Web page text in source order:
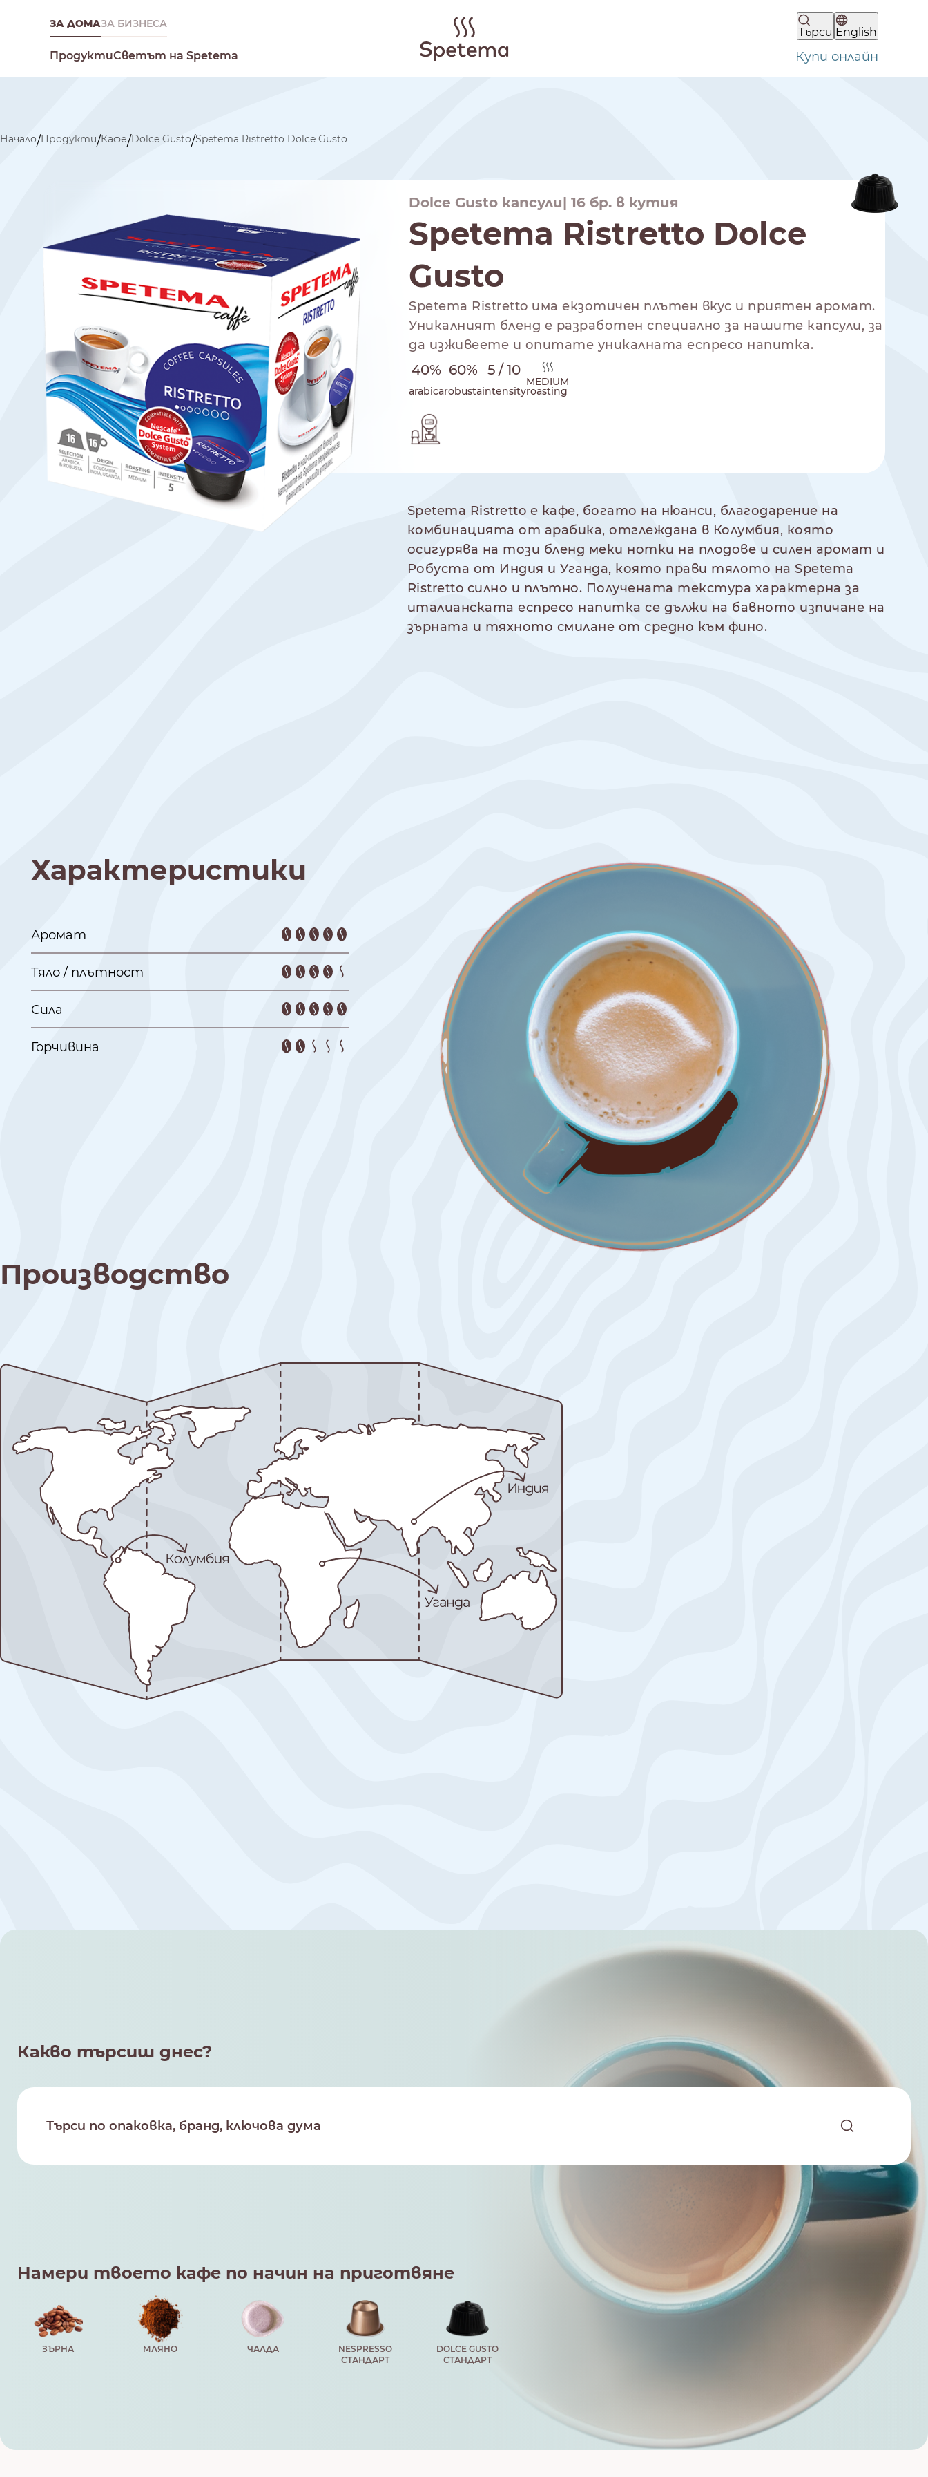
ЗА ДОМАЗА БИЗНЕСА
ПродуктиСветът на Spetema
Търси English
Купи онлайн
Намери твоето кафе по начин на приготвяне
ЧАЛДА
СТАНДАРТ
Начало/Продукти/Кафе/Dolce Gusto/Spetema Ristretto Dolce Gusto
Dolce Gusto капсули| 16 бр. в кутия
Spetema Ristretto Dolce
Gusto
Spetema Ristretto има екзотичен плътен вкус и приятен аромат.
Уникалният бленд е разработен специално за нашите капсули, за
да изживеете и опитате уникалната еспресо напитка.
40%
arabica
60%
robusta
5 / 10
intensity
MEDIUM
roasting
Spetema Ristretto е кафе, богато на нюанси, благодарение на
комбинацията от арабика, отглеждана в Колумбия, която
осигурява на този бленд меки нотки на плодове и силен аромат и
Робуста от Индия и Уганда, която прави тялото на Spetema
Ristretto силно и плътно. Получената текстура характерна за
италианската еспресо напитка се дължи на бавното изпичане на
зърната и тяхното смилане от средно към фино.
Характеристики
Аромат
Тяло / плътност
Сила
Горчивина
Производство
Какво търсиш днес?
Намери твоето кафе по начин на приготвяне
ЗЪРНА МЛЯНО ЧАЛДА
NESPRESSO
СТАНДАРТ
DOLCE GUSTO
СТАНДАРТ